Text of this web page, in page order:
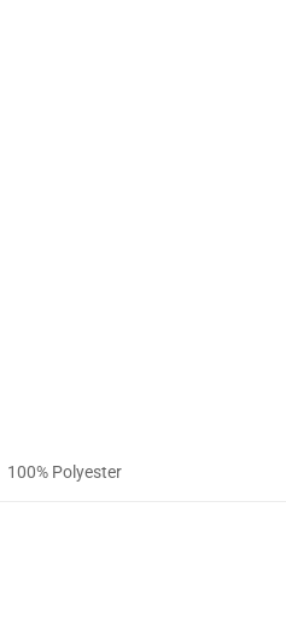
100% Polyester